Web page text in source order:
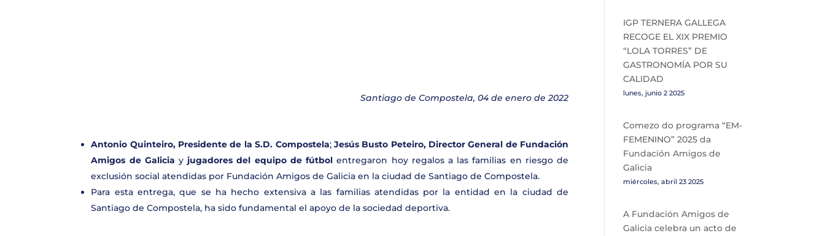
Santiago de Compostela, 04 de enero de 2022
Antonio Quinteiro, Presidente de la S.D. Compostela; Jesús Busto Peteiro, Director General de Fundación
Amigos de Galicia y jugadores del equipo de fútbolentregaron hoy regalos a las familias en riesgo de
exclusión social atendidas por Fundación Amigos de Galicia en la ciudad de Santiago de Compostela.
Para esta entrega, que se ha hecho extensiva a las familias atendidas por la entidad en la ciudad de
Santiago de Compostela, ha sido fundamental el apoyo de la sociedad deportiva.
IGP TERNERA GALLEGA
RECOGE EL XIX PREMIO
“LOLA TORRES” DE
GASTRONOMÍA POR SU
CALIDAD
lunes, junio 2 2025
Comezo do programa “EM-
FEMENINO” 2025 da
Fundación Amigos de
Galicia
miércoles, abril 23 2025
A Fundación Amigos de
Galicia celebra un acto de